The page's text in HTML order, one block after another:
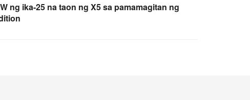
ng ika-25 na taon ng X5 sa pamamagitan ng